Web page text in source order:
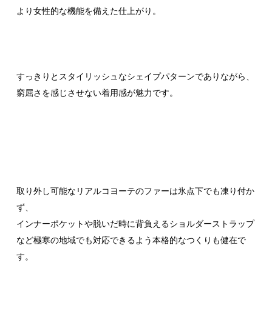
より女性的な機能を備えた仕上がり。
すっきりとスタイリッシュなシェイプパターンでありながら、
窮屈さを感じさせない着用感が魅力です。
取り外し可能なリアルコヨーテのファーは氷点下でも凍り付か
ず、
インナーポケットや脱いだ時に背負えるショルダーストラップ
など極寒の地域でも対応できるよう本格的なつくりも健在で
す。